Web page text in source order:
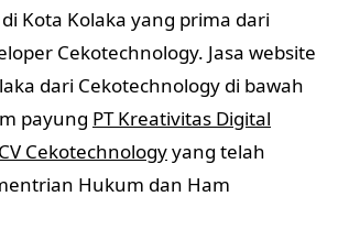
Kota Kolaka yang prima dari
Cekotechnology. Jasa website
dari Cekotechnology di bawah
payung PT Kreativitas Digital
CV Cekotechnologyyang telah
Hukum dan Ham